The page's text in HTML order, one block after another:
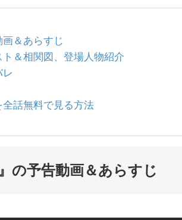
画＆あらすじ
ト＆相関図、登場人物紹介
レ
全話無料で見る方法
の予告動画＆あらすじ